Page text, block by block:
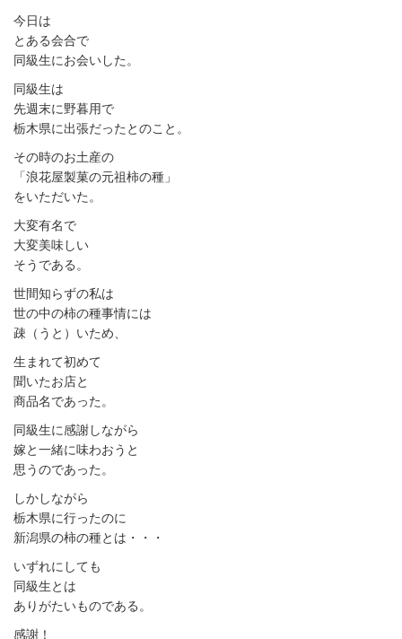
今日は
とある会合で
同級生にお会いした。
同級生は
先週末に野暮用で
栃木県に出張だったとのこと。
その時のお土産の
「浪花屋製菓の元祖柿の種」
をいただいた。
大変有名で
大変美味しい
そうである。
世間知らずの私は
世の中の柿の種事情には
疎（うと）いため、
生まれて初めて
聞いたお店と
商品名であった。
同級生に感謝しながら
嫁と一緒に味わおうと
思うのであった。
しかしながら
栃木県に行ったのに
新潟県の柿の種とは・・・
いずれにしても
同級生とは
ありがたいものである。
感謝！